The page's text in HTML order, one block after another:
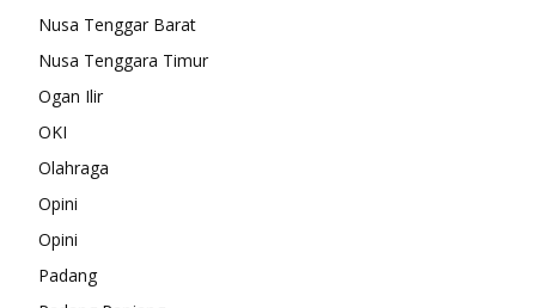
Nusa Tenggar Barat
Nusa Tenggara Timur
Ogan Ilir
OKI
Olahraga
Opini
Opini
Padang